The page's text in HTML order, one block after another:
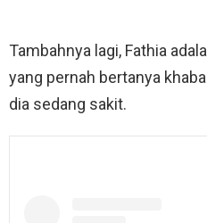
Tambahnya lagi, Fathia
yang pernah bertanya
dia sedang sakit.